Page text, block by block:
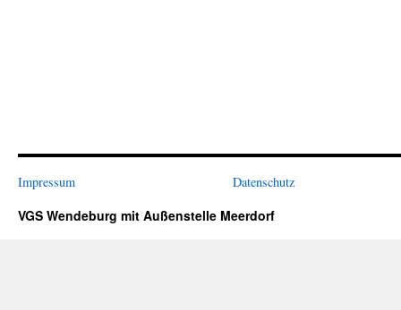
Impressum Datenschutz
VGS Wendeburg mit Außenstelle Meerdorf